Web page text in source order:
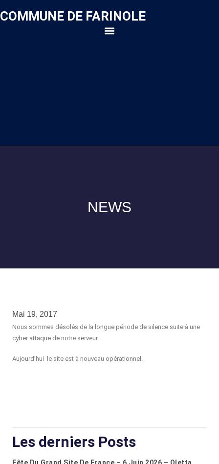
COMMUNE DE FARINOLE
NEWS
Mai 19, 2017
Nous sommes désolés de la longue période de silence suite à une
cyber attaque de notre serveur.
Aujourd’hui le site est à nouveau opérationnel.
Les derniers Posts